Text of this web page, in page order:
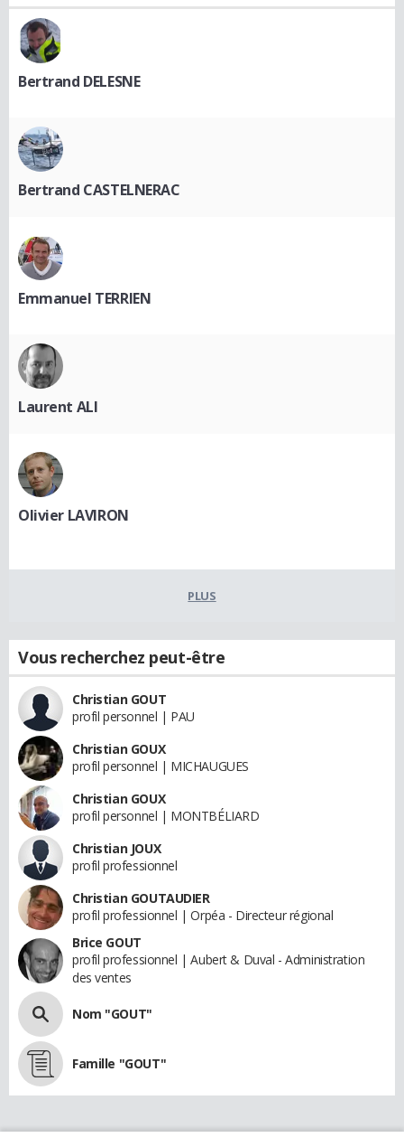
Bertrand DELESNE
Bertrand CASTELNERAC
Emmanuel TERRIEN
Laurent ALI
Olivier LAVIRON
PLUS
Vous recherchez peut-être
Christian GOUT
profil personnel | PAU
Christian GOUX
profil personnel | MICHAUGUES
Christian GOUX
profil personnel | MONTBÉLIARD
Christian JOUX
profil professionnel
Christian GOUTAUDIER
profil professionnel | Orpéa - Directeur régional
Brice GOUT
profil professionnel | Aubert & Duval - Administration
des ventes
Nom "GOUT"
Famille "GOUT"